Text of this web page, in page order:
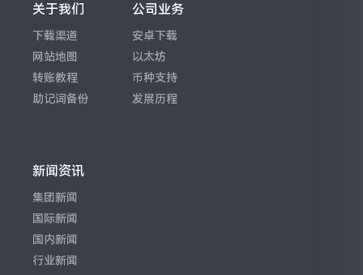
关于我们
下载渠道
网站地图
转账教程
助记词备份
公司业务
安卓下载
以太坊
币种支持
发展历程
新闻资讯
集团新闻
国际新闻
国内新闻
行业新闻